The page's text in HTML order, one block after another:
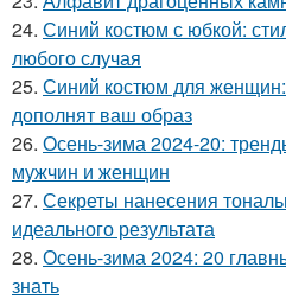
24. Синий костюм с юбкой:
любого случая
25. Синий костюм для
дополнят ваш образ
26. Осень-зима 2024-20:
мужчин и женщин
27. Секреты нанесения
идеального результата
28. Осень-зима 2024: 20
знать